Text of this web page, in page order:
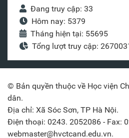
Đang truy cập: 33
Hôm nay: 5379
Tháng hiện tại: 55695
Tổng lượt truy cập:
© Bản quyền thuộc về Học viện
dân.
Địa chỉ: Xã Sóc Sơn, TP Hà Nội.
Điện thoại: 0243. 2052086 - Fax:
webmaster@hvctcand.edu.vn.